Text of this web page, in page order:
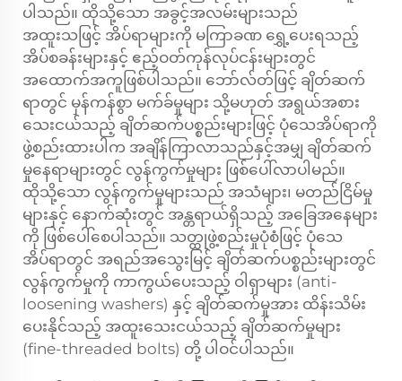
ပါသည်။ ထိုသို့သော အခွင့်အလမ်းများသည်
အထူးသဖြင့် အိပ်ရာများကို မကြာခဏ ရွှေ့ပေးရသည့်
အိပ်စခန်းများနှင့် ဧည့်ဝတ်ကုန်လုပ်ငန်းများတွင်
အထောက်အကူဖြစ်ပါသည်။ ဘော်လ်တ်ဖြင့် ချိတ်ဆက်
ရာတွင် မှန်ကန်စွာ မက်ခ်မှုများ သို့မဟုတ် အရွယ်အစား
သေးငယ်သည့် ချိတ်ဆက်ပစ္စည်းများဖြင့် ပုံသေအိပ်ရာကို
ဖွဲ့စည်းထားပါက အချိန်ကြာလာသည်နှင့်အမျှ ချိတ်ဆက်
မှုနေရာများတွင် လွန်ကွက်မှုများ ဖြစ်ပေါ်လာပါမည်။
ထိုသို့သော လွန်ကွက်မှုများသည် အသံများ၊ မတည်ငြိမ်မှု
များနှင့် နောက်ဆုံးတွင် အန္တရာယ်ရှိသည့် အခြေအနေများ
ကို ဖြစ်ပေါ်စေပါသည်။ သတ္ထုဖွဲ့စည်းမှုပုံစံဖြင့် ပုံသေ
အိပ်ရာတွင် အရည်အသွေးမြင့် ချိတ်ဆက်ပစ္စည်းများတွင်
လွန်ကွက်မှုကို ကာကွယ်ပေးသည့် ဝါရှာများ (anti-
loosening washers) နှင့် ချိတ်ဆက်မှုအား ထိန်းသိမ်း
ပေးနိုင်သည့် အထူးသေးငယ်သည့် ချိတ်ဆက်မှုများ
(fine-threaded bolts) တို့ ပါဝင်ပါသည်။